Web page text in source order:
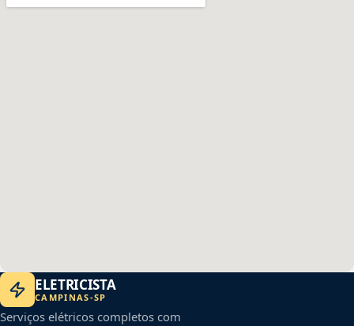
ELETRICISTA
CAMPINAS-SP
Serviços elétricos completos com